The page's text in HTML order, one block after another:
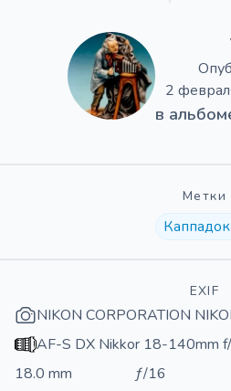
2
в
Метки
EXIF
NIKON CORPORATION
AF-S DX Nikkor 18-140mm
18.0 mm
ƒ/16